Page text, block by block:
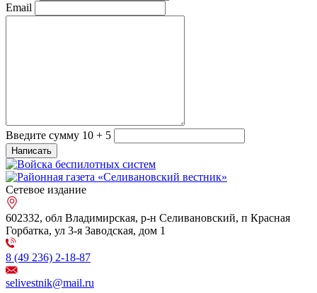
Email
Введите сумму 10 + 5
Сетевое издание
602332, обл Владимирская, р-н Селивановский, п Красная
Горбатка, ул 3-я Заводская, дом 1
8 (49 236) 2-18-87
selivestnik@mail.ru